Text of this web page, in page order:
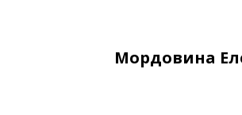
Мордовина